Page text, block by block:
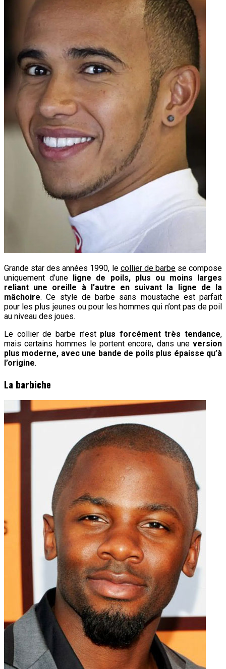
Grande star des années 1990, le collier de barbese compose
uniquement d’une ligne de poils, plus ou moins larges
reliant une oreille à l’autre en suivant la ligne de la
mâchoire. Ce style de barbe sans moustache est parfait
pour les plus jeunes ou pour les hommes qui n’ont pas de poil
au niveau des joues.
Le collier de barbe n’est plus forcément très tendance,
mais certains hommes le portent encore, dans une version
plus moderne, avec une bande de poils plus épaisse qu’à
l’origine.
La barbiche